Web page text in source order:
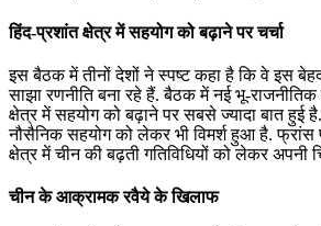
हिंद-प्रशांत क्षेत्र में सहयोग को बढ़ाने पर चर्चा
इस बैठक में तीनों देशों ने स्पष्ट कहा है कि वे इस बेहद
साझा रणनीति बना रहे हैं. बैठक में नई भू-
क्षेत्र में सहयोग को बढ़ाने पर सबसे ज्यादा बात हुई
नौसैनिक सहयोग को लेकर भी विमर्श हुआ है. फ्रांस
क्षेत्र में चीन की बढ़ती गतिविधियों को लेकर अपनी
चीन के आक्रामक रवैये के खिलाफ